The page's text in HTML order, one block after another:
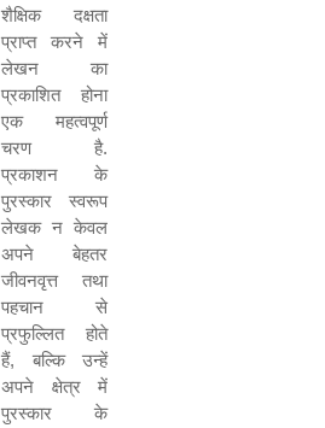
शैक्षिक दक्षता
प्राप्त करने में
लेखन का
प्रकाशित होना
एक महत्वपूर्ण
चरण है.
प्रकाशन के
पुरस्कार स्वरूप
लेखक न केवल
अपने बेहतर
जीवनवृत्त तथा
पहचान से
प्रफुल्लित होते
हैं, बल्कि उन्हें
अपने क्षेत्र में
पुरस्कार के